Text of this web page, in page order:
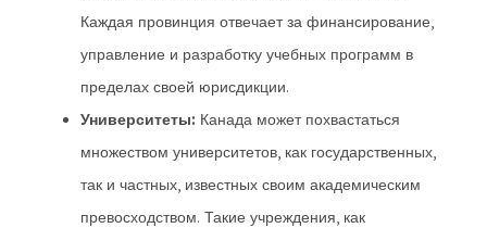
Каждая провинция отвечает за финансирование,
управление и разработку учебных программ в
пределах своей юрисдикции.
Университеты: Канада может похвастаться
множеством университетов, как государственных,
так и частных, известных своим академическим
превосходством. Такие учреждения, как